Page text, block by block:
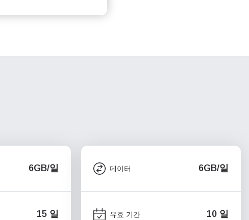
6GB/일
15 일
데이터 6GB/일
유효 기간 10 일